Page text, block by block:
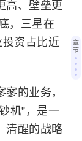
高、壁垒更
，三星在
资占比近
的业务，
机”，是一
清醒的战略
章
节